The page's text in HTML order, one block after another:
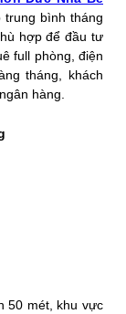
trung bình tháng
hợp để đầu tư
full phòng, điện
tháng, khách
hàng.
50 mét, khu vực